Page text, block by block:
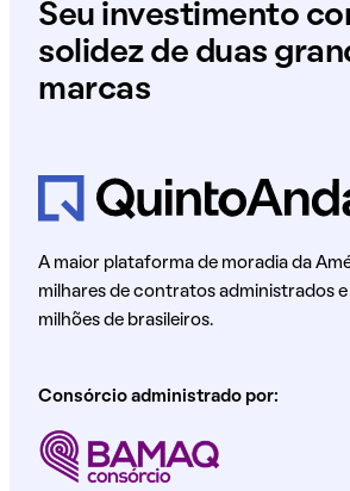
Seu investimento
solidez de duas
marcas
A maior plataforma de moradia da
milhares de contratos administrados
milhões de brasileiros.
Consórcio administrado por: